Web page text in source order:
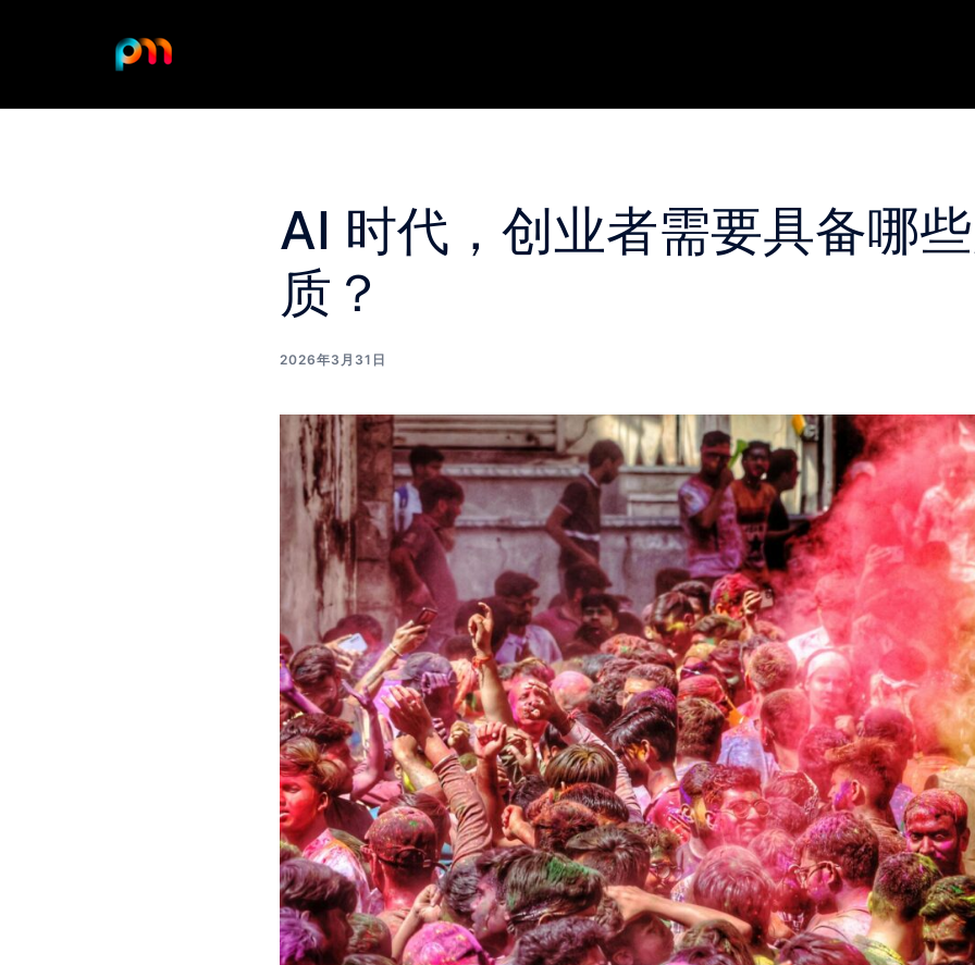
AI 时代，创业者需要具备哪
质？
2026年3月31日